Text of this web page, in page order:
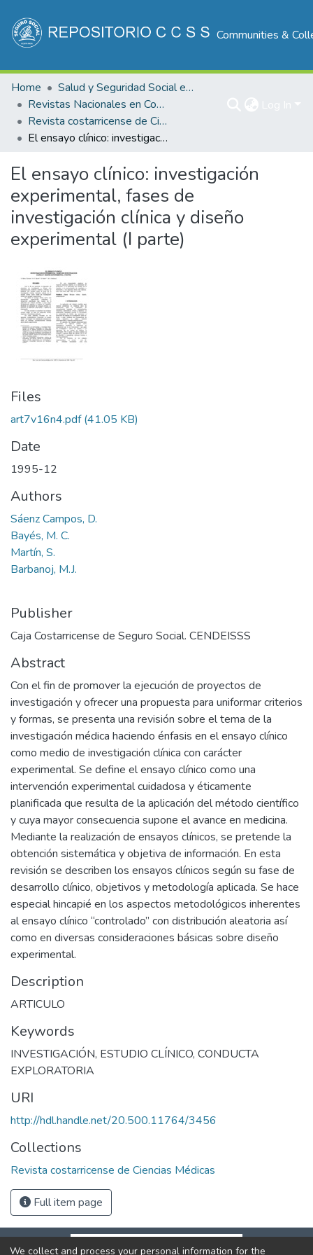
Communities &
Home
Salud y Seguridad Social en Costa Rica
Revistas Nacionales en Costa Rica
Revista costarricense de Ciencias Médicas
El ensayo clínico: investigación experimental, fases de investigación clínica y diseño experimental (I parte)
El ensayo clínico: investigación
experimental, fases de
investigación clínica y diseño
experimental (I parte)
Files
art7v16n4.pdf(41.05 KB)
Date
1995-12
Authors
Sáenz Campos, D.
Bayés, M. C.
Martín, S.
Barbanoj, M.J.
Publisher
Caja Costarricense de Seguro Social. CENDEISSS
Abstract
Con el fin de promover la ejecución de proyectos de
investigación y ofrecer una propuesta para uniformar criterios
y formas, se presenta una revisión sobre el tema de la
investigación médica haciendo énfasis en el ensayo clínico
como medio de investigación clínica con carácter
experimental. Se define el ensayo clínico como una
intervención experimental cuidadosa y éticamente
planificada que resulta de la aplicación del método científico
y cuya mayor consecuencia supone el avance en medicina.
Mediante la realización de ensayos clínicos, se pretende la
obtención sistemática y objetiva de información. En esta
revisión se describen los ensayos clínicos según su fase de
desarrollo clínico, objetivos y metodología aplicada. Se hace
especial hincapié en los aspectos metodológicos inherentes
al ensayo clínico “controlado” con distribución aleatoria así
como en diversas consideraciones básicas sobre diseño
experimental.
Description
ARTICULO
Keywords
INVESTIGACIÓN, ESTUDIO CLÍNICO, CONDUCTA
EXPLORATORIA
URI
http://hdl.handle.net/20.500.11764/3456
Collections
Revista costarricense de Ciencias Médicas
Full item page
We collect and process your personal information for the